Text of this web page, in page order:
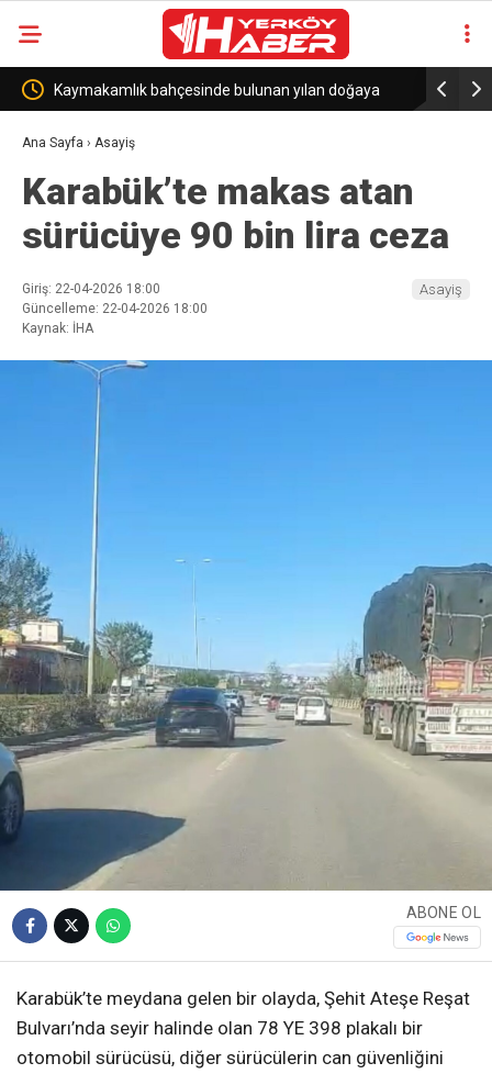
bulunan yılan doğaya CHP Kırşehir İl Başkanlığı’na Hacı
Ana Sayfa › Asayiş
Karabük’te makas atan
sürücüye 90 bin lira ceza
Giriş: 22-04-2026 18:00
Güncelleme: 22-04-2026 18:00
Kaynak: İHA
Asayiş
ABONE OL
Karabük’te meydana gelen bir olayda, Şehit Ateşe Reşat
Bulvarı’nda seyir halinde olan 78 YE 398 plakalı bir
otomobil sürücüsü, diğer sürücülerin can güvenliğini